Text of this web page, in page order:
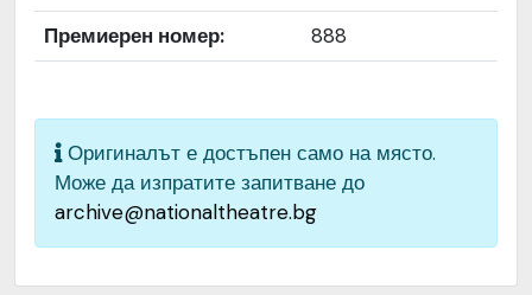
Качество на
изображението
Средно
Премиерен номер:
888
Оригиналът е достъпен само на място.
Може да изпратите запитване до
archive@nationaltheatre.bg